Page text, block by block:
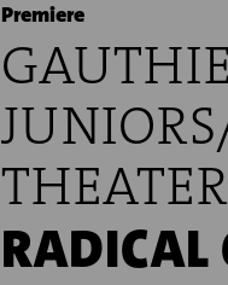
Premiere
RADICAL